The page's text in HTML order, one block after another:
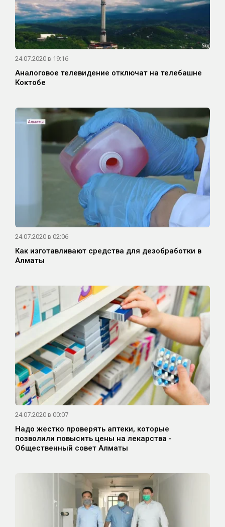
24.07.2020 в 19:16
Аналоговое телевидение отключат на телебашне
Коктобе
24.07.2020 в 02:06
Как изготавливают средства для дезобработки в
Алматы
24.07.2020 в 00:07
Надо жестко проверять аптеки, которые
позволили повысить цены на лекарства -
Общественный совет Алматы